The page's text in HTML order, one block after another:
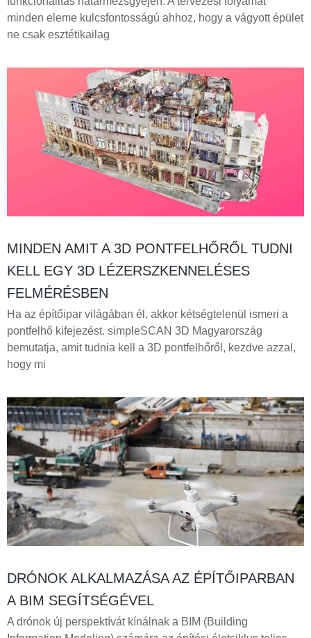
minden eleme kulcsfontosságú ahhoz, hogy a vágyott épület
ne csak esztétikailag
MINDEN AMIT A 3D PONTFELHŐRŐL TUDNI
KELL EGY 3D LÉZERSZKENNELÉSES
FELMÉRÉSBEN
Ha az építőipar világában él, akkor kétségtelenül ismeri a
pontfelhő kifejezést. simpleSCAN 3D Magyarország
bemutatja, amit tudnia kell a 3D pontfelhőről, kezdve azzal,
hogy mi
DRÓNOK ALKALMAZÁSA AZ ÉPÍTŐIPARBAN
A BIM SEGÍTSÉGÉVEL
A drónok új perspektívát kínálnak a BIM (Building